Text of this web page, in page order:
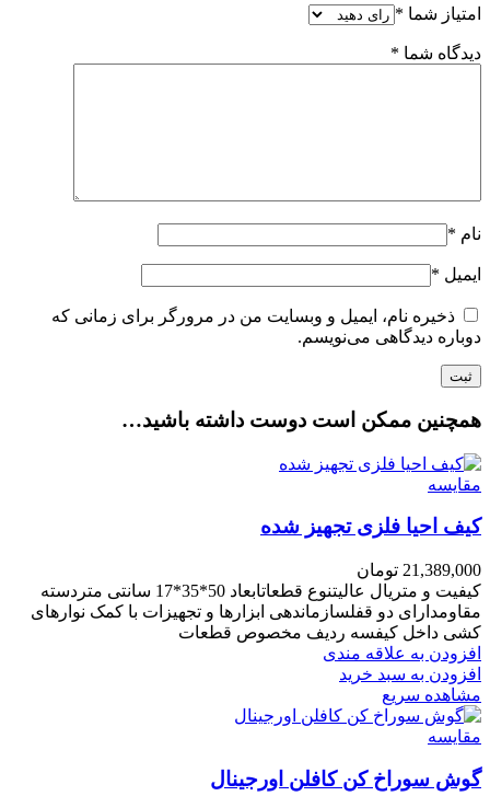
امتیاز شما *
دیدگاه شما *
نام *
ایمیل *
ذخیره نام، ایمیل و وبسایت من در مرورگر برای زمانی که
دوباره دیدگاهی می‌نویسم.
همچنین ممکن است دوست داشته باشید…
مقایسه
کیف احیا فلزی تجهیز شده
21,389,000 تومان
کیفیت و متریال عالیتنوع قطعاتابعاد 50*35*17 سانتی متردسته
مقاومدارای دو قفلسازماندهی ابزارها و تجهیزات با کمک نوارهای
کشی داخل کیفسه ردیف مخصوص قطعات
افزودن به علاقه مندی
افزودن به سبد خرید
مشاهده سریع
مقایسه
گوش سوراخ کن کافلن اورجینال